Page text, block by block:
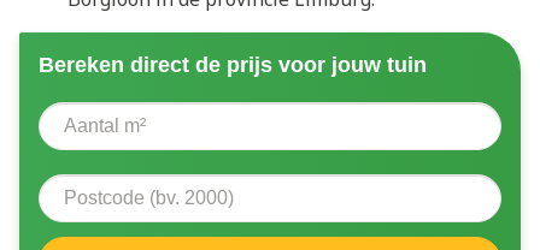
Bereken direct de prijs voor jouw tuin